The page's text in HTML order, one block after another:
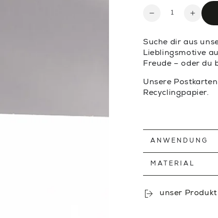
Anzahl
Verringere
Menge
für
DRÜCK
—
POSTKARTE
für
—
Suche dir aus
Lieblingsmotive
Freude – oder du
Unsere
Recyclingpapier.
ANWENDUNG
MATERIAL
unser